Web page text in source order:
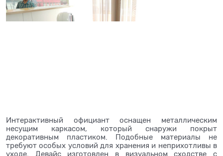
Интерактивный официант оснащен металлическим
несущим каркасом, который снаружи покрыт
декоративным пластиком. Подобные материалы не
требуют особых условий для хранения и неприхотливы в
уходе. Девайс изготовлен в визуальном сходстве с